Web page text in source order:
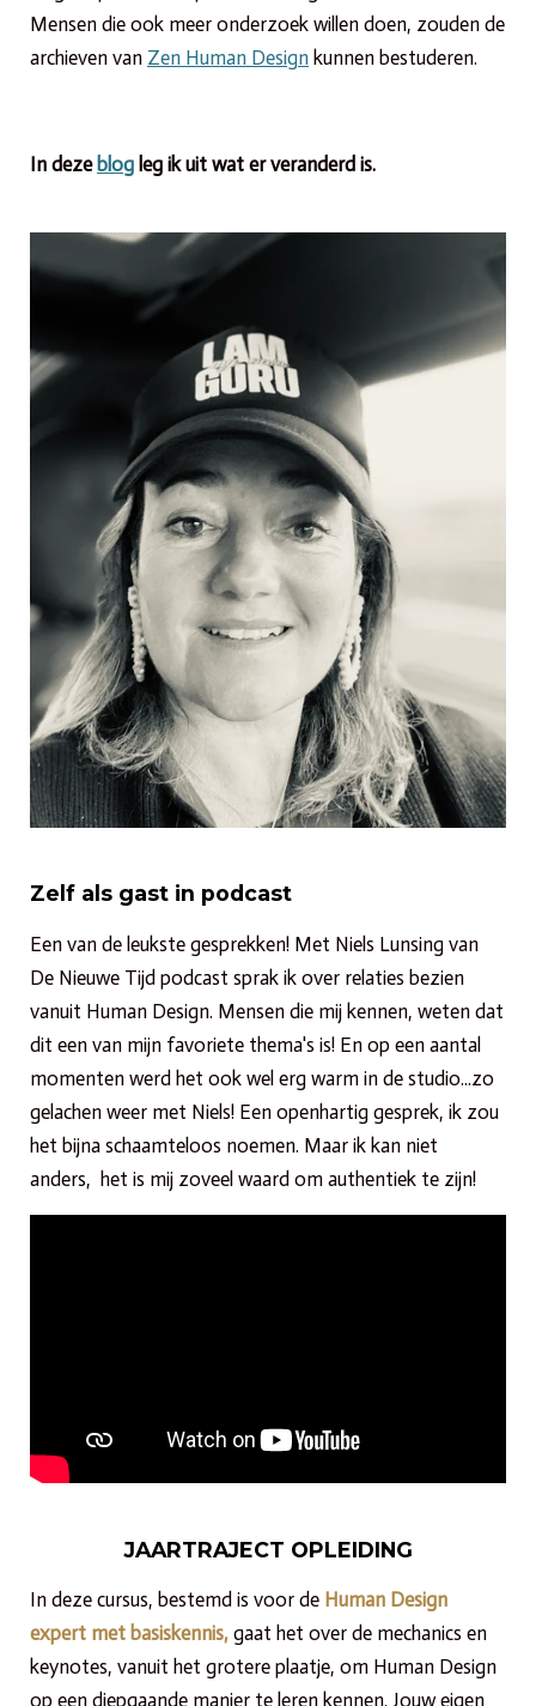
Mensen die ook meer onderzoek willen doen, zouden de
archieven van Zen Human Design kunnen bestuderen.
In dezeblog leg ik uit wat er veranderd is.
Zelf als gast in podcast
Een van de leukste gesprekken! Met Niels Lunsing van
De Nieuwe Tijd podcast sprak ik over relaties bezien
vanuit Human Design. Mensen die mij kennen, weten dat
dit een van mijn favoriete thema's is! En op een aantal
momenten werd het ook wel erg warm in de studio...zo
gelachen weer met Niels! Een openhartig gesprek, ik zou
het bijna schaamteloos noemen. Maar ik kan niet
anders, het is mij zoveel waard om authentiek te zijn!
JAARTRAJECT OPLEIDING
In deze cursus, bestemd is voor de Human Design
expert met basiskennis, gaat het over de mechanics en
keynotes, vanuit het grotere plaatje, om Human Design
op een diepgaande manier te leren kennen. Jouw eigen